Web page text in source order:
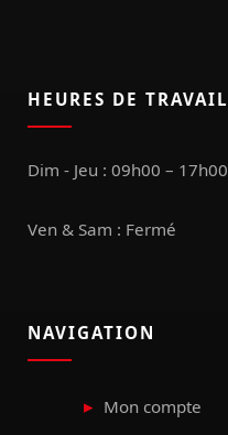
HEURES DE TRAVAIL
Dim - Jeu : 09h00 – 17h00
Ven & Sam : Fermé
NAVIGATION
Mon compte